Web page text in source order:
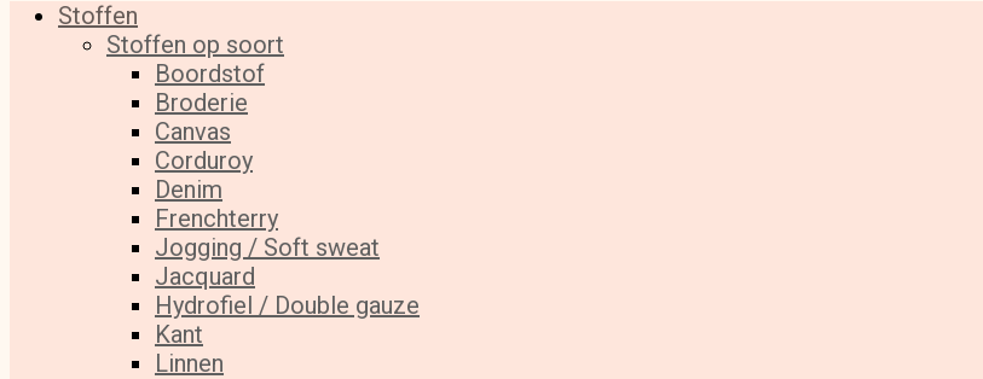
Stoffen
Stoffen op soort
Boordstof
Broderie
Canvas
Corduroy
Denim
Frenchterry
Jogging / Soft sweat
Jacquard
Hydrofiel / Double gauze
Kant
Linnen